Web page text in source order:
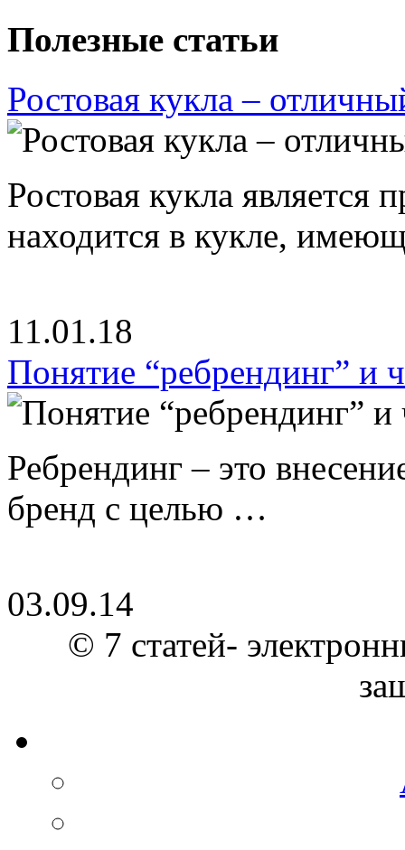
Полезные статьи
Ростовая кукла –
Ростовая кукла является
находится в кукле,
11.01.18
Понятие “ребрендинг” и
Ребрендинг – это
бренд с целью …
03.09.14
© 7 статей-